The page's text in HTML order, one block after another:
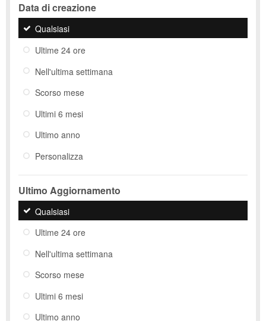
Data di creazione
Qualsiasi
Ultime 24 ore
Nell'ultima settimana
Scorso mese
Ultimi 6 mesi
Ultimo anno
Personalizza
Ultimo Aggiornamento
Qualsiasi
Ultime 24 ore
Nell'ultima settimana
Scorso mese
Ultimi 6 mesi
Ultimo anno